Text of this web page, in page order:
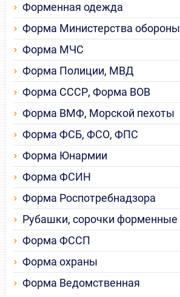
Форменная одежда
Форма Министерства обороны
Форма МЧС
Форма Полиции, МВД
Форма СССР, Форма ВОВ
Форма ВМФ, Морской пехоты
Форма ФСБ, ФСО, ФПС
Форма Юнармии
Форма ФСИН
Форма Роспотребнадзора
Рубашки, сорочки форменные
Форма ФССП
Форма охраны
Форма Ведомственная